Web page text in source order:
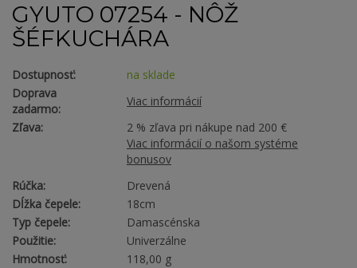
GYUTO 07254 - NÔŽ
ŠÉFKUCHÁRA
Dostupnosť:
na sklade
Doprava
zadarmo:
Viac informácií
Zľava:
2 % zľava pri nákupe nad 200 €
Viac informácií o našom systéme
bonusov
Rúčka:
Drevená
Dĺžka čepele:
18cm
Typ čepele:
Damascénska
Použitie:
Univerzálne
Hmotnosť:
118,00 g